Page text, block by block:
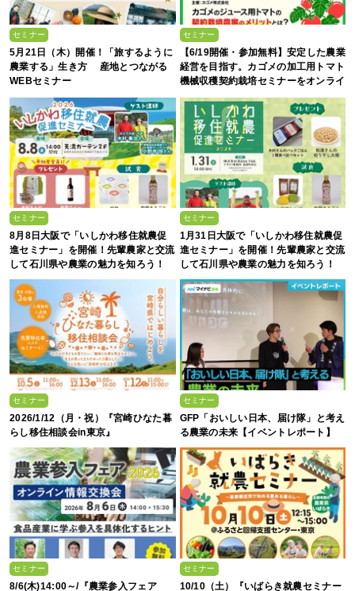
セミナー
5月21日（木）開催！「旅するように
農業する」生き方 産地とつながる
WEBセミナー
セミナー
【6/19開催・参加無料】安定した農業
経営を目指す。カゴメの加工用トマト
機械収穫契約栽培セミナーをオンライ
セミナー
8月8日大阪で「いしかわ移住就農促
進セミナー」を開催！先輩農家と交流
して石川県や農業の魅力を知ろう！
セミナー
1月31日大阪で「いしかわ移住就農促
進セミナー」を開催！先輩農家と交流
して石川県や農業の魅力を知ろう！
セミナー
2026/1/12（月・祝）『宮崎ひなた暮
らし移住相談会in東京』
セミナー
GFP「おいしい日本、届け隊」と考え
る農業の未来【イベントレポート】
セミナー
8/6(木)14:00～/『農業参入フェア
セミナー
10/10（土）『いばらき就農セミナー